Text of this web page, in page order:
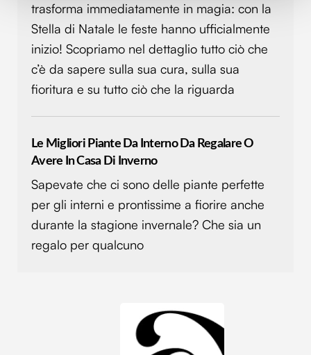
Approfondisci come vengono elaborati i tuoi dati personali
e imposta le tue preferenze nellasezione dettagli. Puoi
modificare o ritirare il tuo consenso in qualsiasi momento
dalla Dichiarazione sui cookie.
Utilizziamo i cookie per personalizzare contenuti ed
informazioni sul modo in cui utilizzi il nostro sito con i
nostri partner che si occupano di analisi dei dati web,
con altre informazioni che hai fornito loro o che hanno
raccolto dal tuo utilizzo dei loro servizi.
trasforma immediatamente in magia: con la
Stella di Natale le feste hanno ufficialmente
inizio! Scopriamo nel dettaglio tutto ciò che
c’è da sapere sulla sua cura, sulla sua
fioritura e su tutto ciò che la riguarda
Le Migliori Piante Da Interno Da Regalare O
Avere In Casa Di Inverno
Sapevate che ci sono delle piante perfette
per gli interni e prontissime a fiorire anche
durante la stagione invernale? Che sia un
regalo per qualcuno